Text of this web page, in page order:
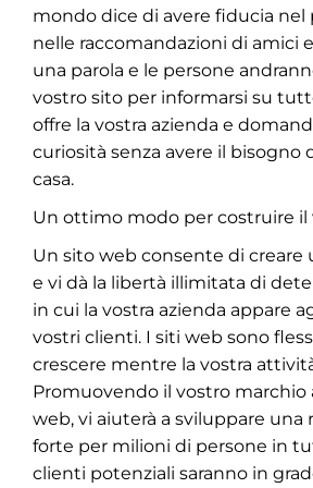
mondo dice di avere fiducia nel
nelle raccomandazioni di amici
una parola e le persone
vostro sito per informarsi su
offre la vostra azienda e
curiosità senza avere il bisogno
casa.
Un ottimo modo per costruire il
Un sito web consente di creare
e vi dà la libertà illimitata di
in cui la vostra azienda appare
vostri clienti. I siti web sono
crescere mentre la vostra
Promuovendo il vostro marchio
web, vi aiuterà a sviluppare una
forte per milioni di persone in
clienti potenziali saranno in